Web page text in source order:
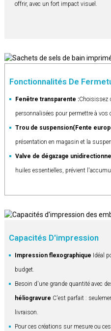
offrir, avec un fort impact visuel.
Fonctionnalités De
Fenêtre transparente :Choisissez
personnalisées pour permettre à
Trou de suspension(Fente
présentation en magasin et la
Valve de dégazage
huiles essentielles, prévient
Capacités D'impression
Impression flexographique Idéal
budget.
Besoin d'une grande quantité avec
héliogravure C'est parfait :
livraison.
Pour ces créations sur mesure ou